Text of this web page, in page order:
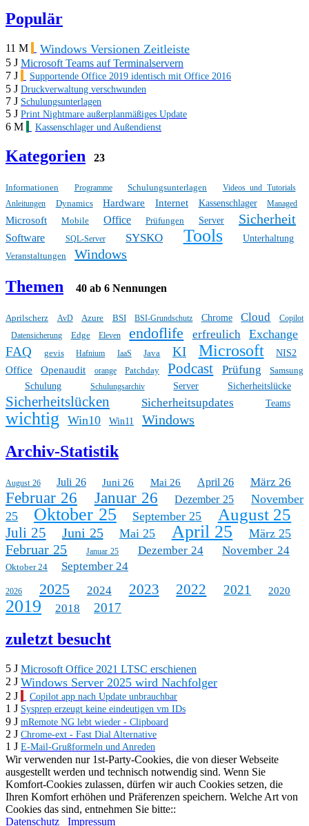
Populär
11 M Windows Versionen Zeitleiste
5 J Microsoft Teams auf Terminalservern
7 J
Supportende Office 2019 identisch mit Office 2016
5 J Druckverwaltung verschwunden
7 J Schulungsunterlagen
5 J Print Nightmare außerplanmäßiges Update
6 M Kassenschlager und Außendienst
Kategorien 23
Informationen Programme Schulungsunterlagen
Videos und Tutorials
Anleitungen
Dynamics Hardware Internet Kassenschlager Managed
Microsoft Mobile Office Prüfungen Server Sicherheit
Software SQL-Server SYSKO Tools
Unterhaltung
Veranstaltungen
Windows
Themen 40 ab 6 Nennungen
Aprilscherz AvD Azure BSI BSI-Grundschutz Chrome Cloud
Copilot
Datensicherung
Edge Eleven endoflife erfreulich Exchange
FAQ gevis Hafnium IaaS Java KI Microsoft NIS2
Office Openaudit orange Patchday Podcast Prüfung
Samsung
Schulung
Schulungsarchiv Server Sicherheitslücke
Sicherheitslücken Sicherheitsupdates Teams
wichtig Win10 Win11 Windows
Archiv-Statistik
August 26 Juli 26 Juni 26 Mai 26 April 26 März 26
Februar 26 Januar 26 Dezember 25
November
25
Oktober 25 September 25 August 25
Juli 25 Juni 25 Mai 25 April 25 März 25
Februar 25 Januar 25 Dezember 24 November 24
Oktober 24 September 24
2026 2025 2024 2023 2022 2021 2020
2019 2018 2017
zuletzt besucht
5 J Microsoft Office 2021 LTSC erschienen
2 J Windows Server 2025 wird Nachfolger
2 J Copilot app nach Update unbrauchbar
1 J Sysprep erzeugt keine eindeutigen vm IDs
9 J mRemote NG lebt wieder - Clipboard
2 J Chrome-ext - Fast Dial Alternative
1 J E-Mail-Grußformeln und Anreden
Wir verwenden nur 1st-Party-Cookies, die von dieser Webseite
ausgestellt werden und technisch notwendig sind. Wenn Sie
Komfort-Cookies zulassen, dürfen wir auch Cookies setzen, die
Ihren Komfort erhöhen und Präferenzen speichern. Welche Art von
Cookies das sind, entnehmen Sie bitte::
Datenschutz
Impressum